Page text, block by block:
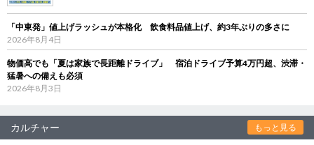
「中東発」値上げラッシュが本格化 飲食料品値上げ、約3年ぶりの多さに
2026年8月4日
物価高でも「夏は家族で長距離ドライブ」 宿泊ドライブ予算4万円超、渋滞・
猛暑への備えも必須
2026年8月3日
カルチャー もっと見る